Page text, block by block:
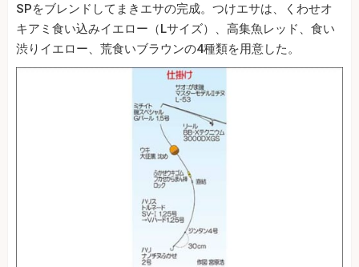
SPをブレンドしてまきエサの完成。つけエサは、くわせオ
キアミ食い込みイエロー（Lサイズ）、高集魚レッド、食い
渋りイエロー、荒食いブラウンの4種類を用意した。